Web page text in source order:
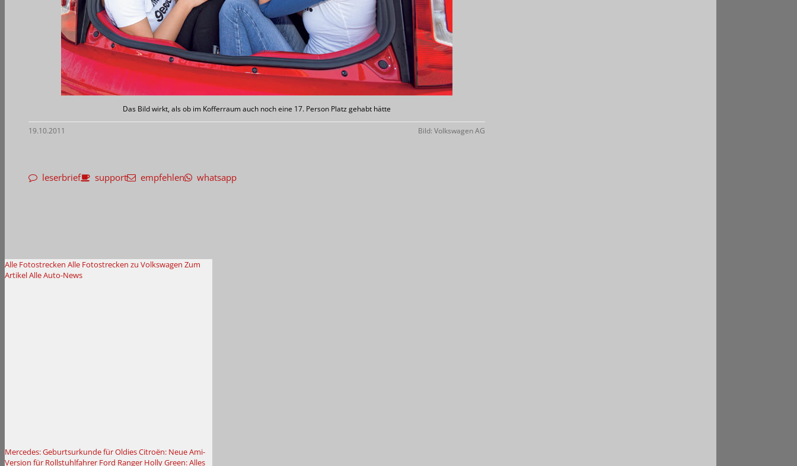
Das Bild wirkt, als ob im Kofferraum auch noch eine 17. Person Platz gehabt hätte
19.10.2011 Bild: Volkswagen AG
leserbrief support empfehlen whatsapp
Alle Fotostrecken Alle Fotostrecken zu Volkswagen Zum
ArtikelAlle Auto-News
Mercedes: Geburtsurkunde für OldiesCitroën: Neue Ami-
Version für Rollstuhlfahrer Ford Ranger Holly Green: Alles